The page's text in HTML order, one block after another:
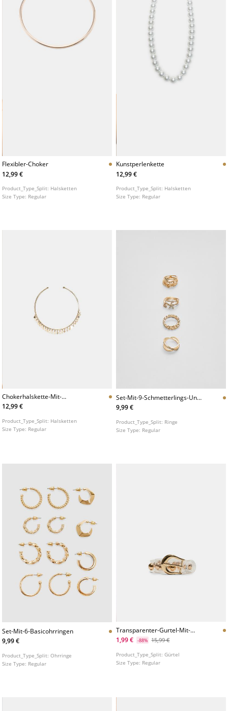
Flexibler-Choker
12,99 €
Product_Type_Split: Halsketten
Size Type: Regular
Kunstperlenkette
12,99 €
Product_Type_Split: Halsketten
Size Type: Regular
Chokerhalskette-Mit-
Minicharms
12,99 €
Product_Type_Split: Halsketten
Size Type: Regular
Set-Mit-9-Schmetterlings-Und-
Glitzerringen
9,99 €
Product_Type_Split: Ringe
Size Type: Regular
Set-Mit-6-Basicohrringen
9,99 €
Product_Type_Split:Ohrringe
Size Type: Regular
Transparenter-Gurtel-Mit-
Runden-Nieten
1,99 € -88% 15,99 €
Product_Type_Split:Gürtel
Size Type: Regular